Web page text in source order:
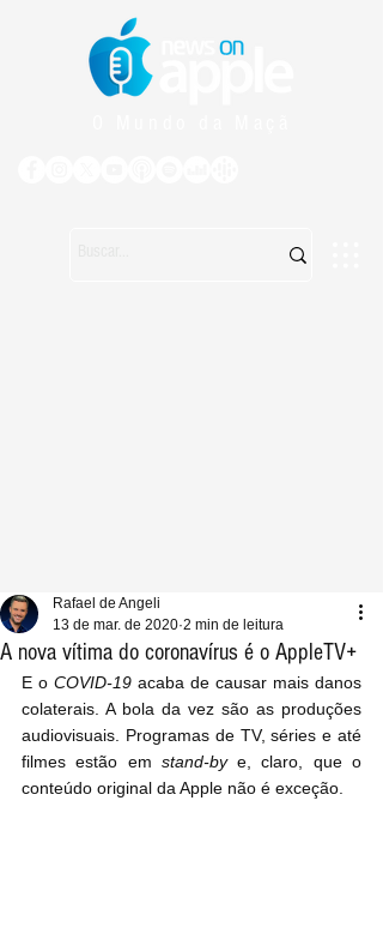
A nova vítima do coronavírus é o AppleTV+
Rafael de Angeli
13 de mar. de 2020 2 min de leitura
E o COVID-19 acaba de causar mais danos
colaterais. A bola da vez são as produções
audiovisuais. Programas de TV, séries e até
filmes estão em stand-by e, claro, que o
conteúdo original da Apple não é exceção.